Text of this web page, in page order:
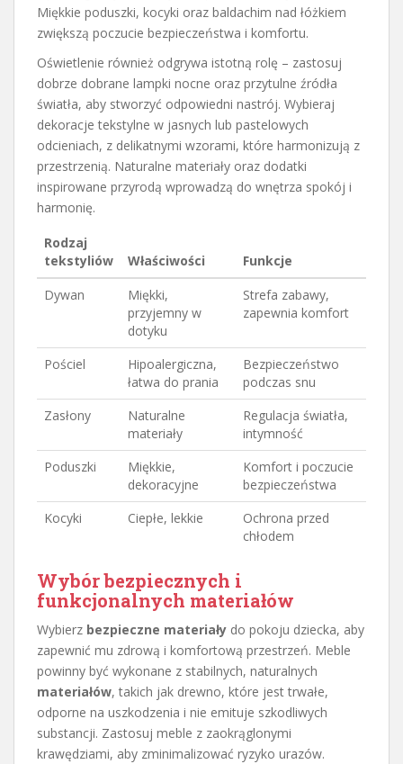
Miękkie poduszki, kocyki oraz baldachim nad łóżkiem
zwiększą poczucie bezpieczeństwa i komfortu.
Oświetlenie również odgrywa istotną rolę – zastosuj
dobrze dobrane lampki nocne oraz przytulne źródła
światła, aby stworzyć odpowiedni nastrój. Wybieraj
dekoracje tekstylne w jasnych lub pastelowych
odcieniach, z delikatnymi wzorami, które harmonizują z
przestrzenią. Naturalne materiały oraz dodatki
inspirowane przyrodą wprowadzą do wnętrza spokój i
harmonię.
Rodzaj
tekstyliów
Właściwości
Funkcje
Dywan
Miękki,
przyjemny w
dotyku
Strefa zabawy,
zapewnia komfort
Pościel
Hipoalergiczna,
łatwa do prania
Bezpieczeństwo
podczas snu
Zasłony
Naturalne
materiały
Regulacja światła,
intymność
Poduszki
Miękkie,
dekoracyjne
Komfort i poczucie
bezpieczeństwa
Kocyki
Ciepłe, lekkie
Ochrona przed
chłodem
Wybór bezpiecznych i
funkcjonalnych materiałów
Wybierz bezpieczne materiały do pokoju dziecka, aby
zapewnić mu zdrową i komfortową przestrzeń. Meble
powinny być wykonane z stabilnych, naturalnych
materiałów, takich jak drewno, które jest trwałe,
odporne na uszkodzenia i nie emituje szkodliwych
substancji. Zastosuj meble z zaokrąglonymi
krawędziami, aby zminimalizować ryzyko urazów.